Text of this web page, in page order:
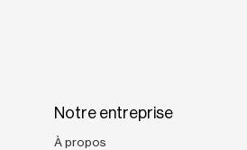
Notre entreprise
À propos